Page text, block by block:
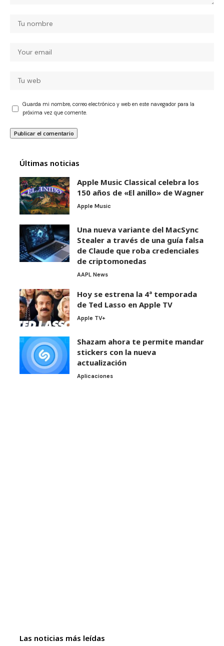
Guarda mi nombre, correo electrónico y web en este navegador para la
próxima vez que comente.
Últimas noticias
Apple Music Classical celebra los
150 años de «El anillo» de Wagner
Apple Music
Una nueva variante del MacSync
Stealer a través de una guía falsa
de Claude que roba credenciales
de criptomonedas
AAPL News
Hoy se estrena la 4ª temporada
de Ted Lasso en Apple TV
Apple TV+
Shazam ahora te permite mandar
stickers con la nueva
actualización
Aplicaciones
Las noticias más leídas